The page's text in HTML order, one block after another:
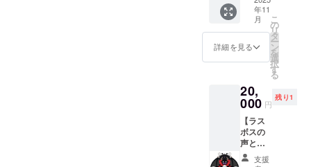
前は決
めてほ
しい等
OK ※公
序良俗
情報・
攻撃的
なセリ
フなど
は審査
対象で
す。 備
も！？
※キャラ
の性格
やセリ
り（希
望も相
談可）
※収録は
スマホ
でもOK
です
に、あ
なたの
名前が
つい
た“専用
の部
つ作成
しま
す！ 部
屋のレ
イアウ
トや中
に置く
年11
月
詳細を見る
こ
の
リ
タ
ー
ン
を
選
択
す
る
20,
000 円
残り1
【ラス
ボスの
声と名
前の担
支援